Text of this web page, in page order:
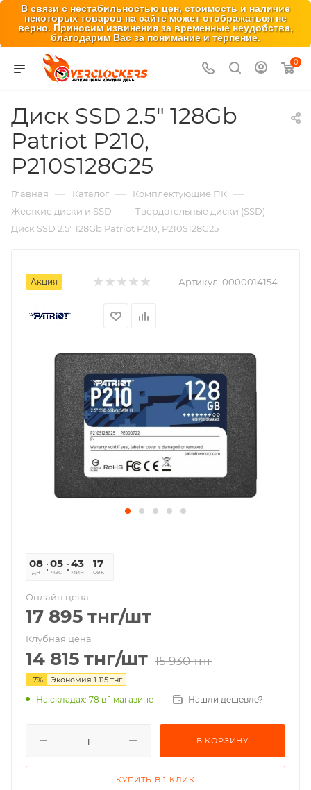
В связи с нестабильностью цен, стоимость и наличие
некоторых товаров на сайте может отображаться не
верно. Приносим извинения за временные неудобства,
благодарим Вас за понимание и терпение.
0
Диск SSD 2.5" 128Gb
Patriot P210,
P210S128G25
Главная — Каталог — Комплектующие ПК —
Жесткие диски и SSD — Твердотельные диски (SSD) —
Диск SSD 2.5" 128Gb Patriot P210, P210S128G25
Акция Артикул: 0000014154
08
дн
05
час
43
мин
16
сек
Онлайн цена
17 895 тнг/шт
Клубная цена
14 815 тнг/шт 15 930тнг
-7% Экономия 1 115 тнг
На складах: 78 в 1 магазине Нашли дешевле?
В КОРЗИНУ
КУПИТЬ В 1 КЛИК